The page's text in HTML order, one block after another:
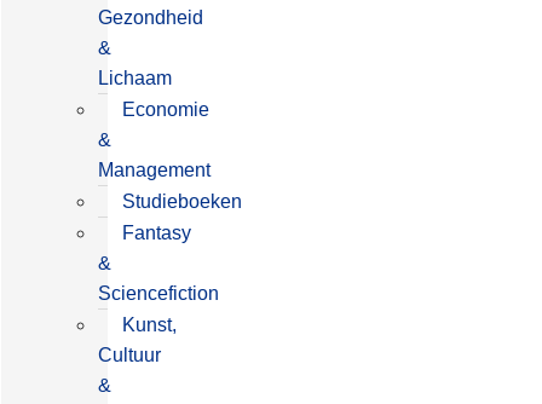
Gezondheid
&
Lichaam
Economie
&
Management
Studieboeken
Fantasy
&
Sciencefiction
Kunst,
Cultuur
&